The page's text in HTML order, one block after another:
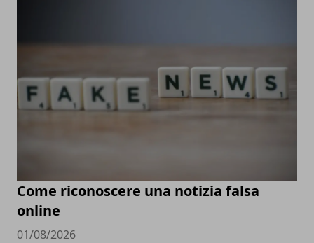
Come riconoscere una notizia falsa
online
01/08/2026